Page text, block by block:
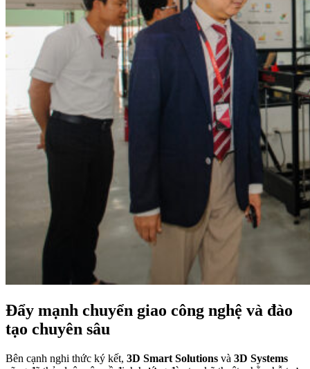
Đẩy mạnh chuyển giao công nghệ và đào
tạo chuyên sâu
Bên cạnh nghi thức ký kết, 3D Smart Solutions và 3D Systems